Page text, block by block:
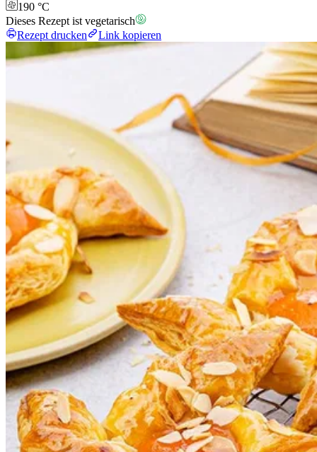
190 °C
Dieses Rezept ist vegetarisch
Rezept drucken
Link kopieren